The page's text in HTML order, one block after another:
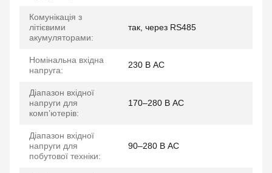
Комунікація з
літієвими
акумуляторами:
так, через RS485
Номінальна вхідна
напруга:
230 В AC
Діапазон вхідної
напруги для
комп’ютерів:
170–280 В AC
Діапазон вхідної
напруги для
побутової техніки:
90–280 В AC